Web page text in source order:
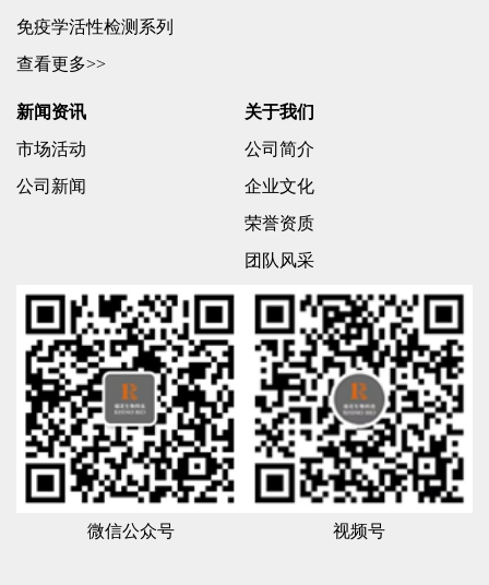
免疫学活性检测系列
查看更多>>
新闻资讯
市场活动
公司新闻
关于我们
公司简介
企业文化
荣誉资质
团队风采
微信公众号 视频号